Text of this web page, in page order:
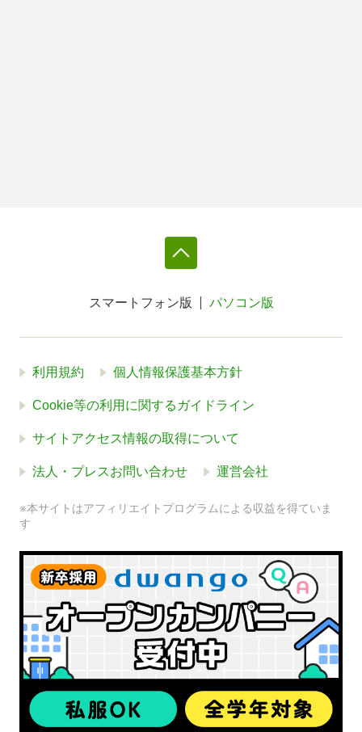
スマートフォン版 パソコン版
利用規約 個人情報保護基本方針
Cookie等の利用に関するガイドライン
サイトアクセス情報の取得について
法人・プレスお問い合わせ 運営会社
※本サイトはアフィリエイトプログラムによる収益を得ていま
す